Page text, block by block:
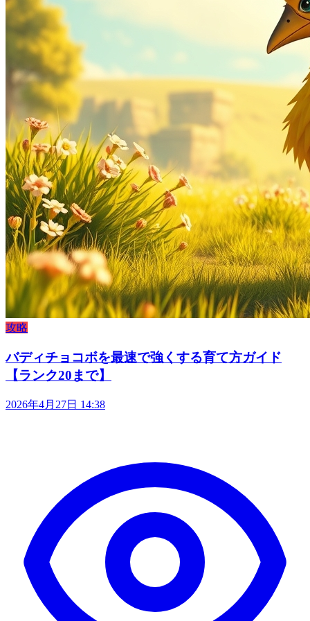
攻略
バディチョコボを最速で強くする育て方ガイド
【ランク20まで】
2026年4月27日 14:38